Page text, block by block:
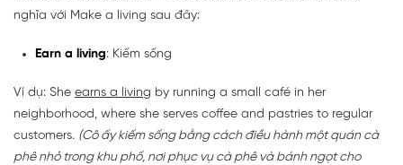
nghĩa với Make a living sau đây:
Earn a living: Kiếm sống
Ví dụ: She earns a living by running a small café in her
neighborhood, where she serves coffee and pastries to regular
customers. (Cô ấy kiếm sống bằng cách điều hành một quán cà
phê nhỏ trong khu phố, nơi phục vụ cà phê và bánh ngọt cho